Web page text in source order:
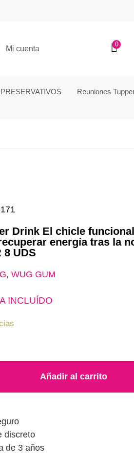
Mi cuenta
0
PRESERVATIVOS Reuniones
Drink El chicle
energía tras la
8 UDS
, WUG GUM
INCLUÍDO
Añadir al carrito
discreto
de 3 años